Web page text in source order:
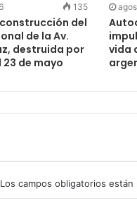
135
del
de la Av.
destruida por
23 de mayo
vida
Los campos obligatorios están